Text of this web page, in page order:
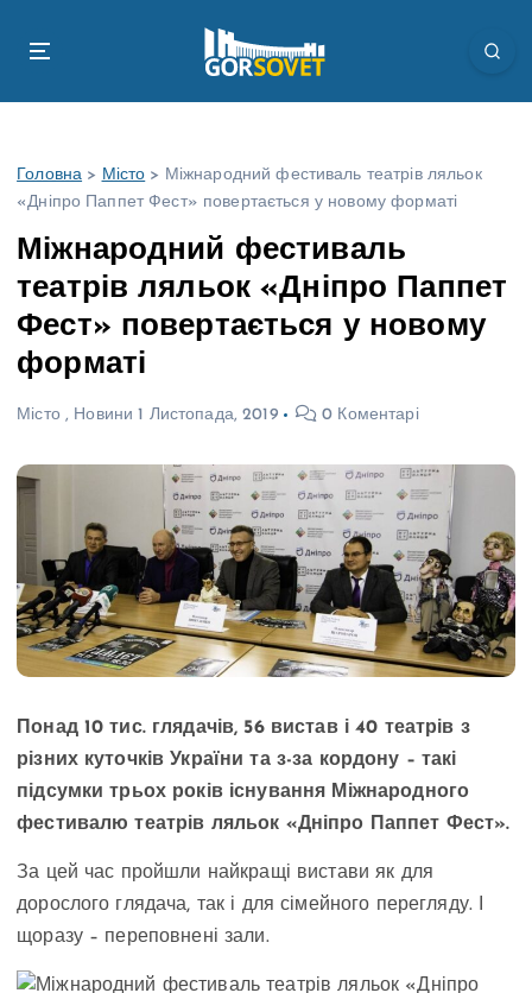
Головна > Місто > Міжнародний фестиваль театрів ляльок
«Дніпро Паппет Фест» повертається у новому форматі
Міжнародний фестиваль
театрів ляльок «Дніпро Паппет
Фест» повертається у новому
форматі
Місто, Новини 1 Листопада, 2019 0 Коментарі
Понад 10 тис. глядачів, 56 вистав і 40 театрів з
різних куточків України та з-за кордону – такі
підсумки трьох років існування Міжнародного
фестивалю театрів ляльок «Дніпро Паппет Фест».
За цей час пройшли найкращі вистави як для
дорослого глядача, так і для сімейного перегляду. І
щоразу – переповнені зали.